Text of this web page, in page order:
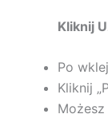
Kliknij
Po
Kliknij